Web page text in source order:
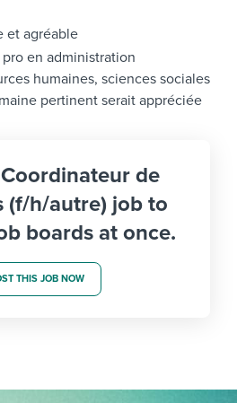
et agréable
en administration
humaines, sciences sociales
pertinent serait appréciée
de
(f/h/autre) job to
boards at once.
THIS JOB NOW